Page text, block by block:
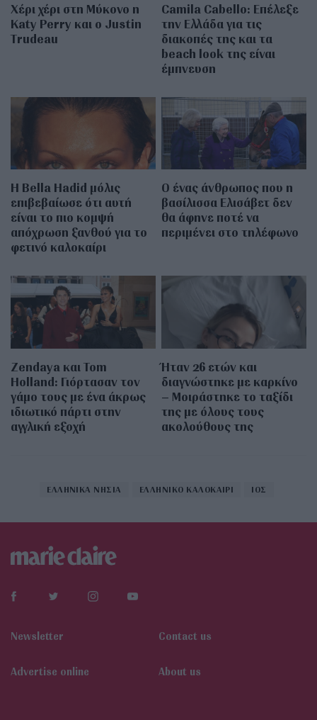
Χέρι χέρι στη Μύκονο η
Katy Perry και ο Justin
Trudeau
Camila Cabello: Επέλεξε
την Ελλάδα για τις
διακοπές της και τα
beach look της είναι
έμπνευση
Η Bella Hadid μόλις
επιβεβαίωσε ότι αυτή
είναι το πιο κομψή
απόχρωση ξανθού για το
φετινό καλοκαίρι
Ο ένας άνθρωπος που η
βασίλισσα Ελισάβετ δεν
θα άφηνε ποτέ να
περιμένει στο τηλέφωνο
Zendaya και Tom
Holland: Γιόρτασαν τον
γάμο τους με ένα άκρως
ιδιωτικό πάρτι στην
αγγλική εξοχή
Ήταν 26 ετών και
διαγνώστηκε με καρκίνο
– Μοιράστηκε το ταξίδι
της με όλους τους
ακολούθους της
ΕΛΛΗΝΙΚΑ ΝΗΣΙΑ ΕΛΛΗΝΙΚΟ ΚΑΛΟΚΑΙΡΙ ΙΟΣ
Newsletter Contact us
Αdvertise online About us